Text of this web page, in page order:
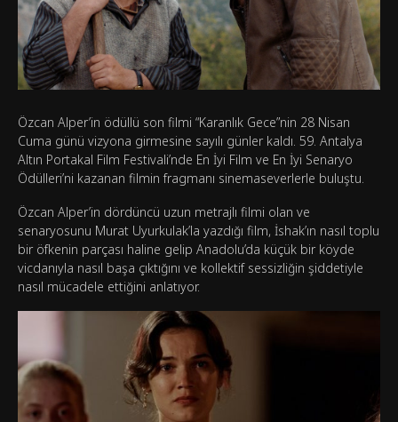
Özcan Alper’in ödüllü son filmi “Karanlık Gece”nin 28 Nisan
Cuma günü vizyona girmesine sayılı günler kaldı. 59. Antalya
Altın Portakal Film Festivali’nde En İyi Film ve En İyi Senaryo
Ödülleri’ni kazanan filmin fragmanı sinemaseverlerle buluştu.
Özcan Alper’in dördüncü uzun metrajlı filmi olan ve
senaryosunu Murat Uyurkulak’la yazdığı film, İshak’ın nasıl toplu
bir öfkenin parçası haline gelip Anadolu’da küçük bir köyde
vicdanıyla nasıl başa çıktığını ve kollektif sessizliğin şiddetiyle
nasıl mücadele ettiğini anlatıyor.